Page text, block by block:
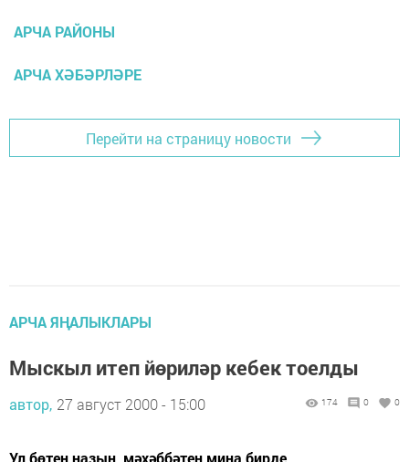
АРЧА РАЙОНЫ
АРЧА ХӘБӘРЛӘРЕ
Перейти на страницу новости
АРЧА ЯҢАЛЫКЛАРЫ
Мыскыл итеп йөриләр кебек тоелды
автор, 27 август 2000 - 15:00 174 0 0